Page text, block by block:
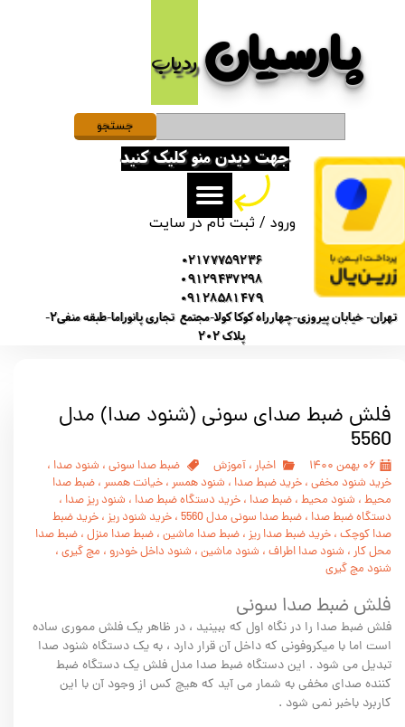
پارسیان​​​​​​​ردیاب
ورود /ثبت نام در سایت
حساب کاربری من
تغییر گذر واژه
سفارشات
خروج از حساب کاربری
02177759236
09129437298
09128581479
تهران- خیابان پیروزی-چهارراه کوکا کولا-مجتمع تجاری پانوراما-طبقه منفی2-
پلاک 202
جهت دیدن منو کلیک کنید
جستجو
فلش ضبط صدای سونی (شنود صدا) مدل
5560
۰۶ بهمن ۱۴۰۰ اخبار ، آموزش ضبط صدا سونی ، شنود صدا ،
خرید شنود مخفی ، خرید ضبط صدا ، شنود همسر ، خیانت همسر ، ضبط صدا
محیط ، شنود محیط ، ضبط صدا ، خرید دستگاه ضبط صدا ، شنود ریز صدا ،
دستگاه ضبط صدا ، ضبط صدا سونی مدل 5560 ، خرید شنود ریز ، خرید ضبط
صدا کوچک ، خرید ضبط صدا ریز ، ضبط صدا ماشین ، ضبط صدا منزل ، ضبط صدا
محل کار ، شنود صدا اطراف ، شنود ماشین ، شنود داخل خودرو ، مچ گیری ،
شنود مچ گیری
فلش ضبط صدا سونی
فلش ضبط صدا را در نگاه اول که ببینید ، در ظاهر یک فلش مموری ساده
است اما با میکروفونی که داخل آن قرار دارد ، به یک دستگاه شنود صدا
تبدیل می شود . این دستگاه ضبط صدا مدل فلش یک دستگاه ضبط
کننده صدای مخفی به شمار می آید که هیچ کس از وجود آن با این
کاربرد باخبر نمی شود .